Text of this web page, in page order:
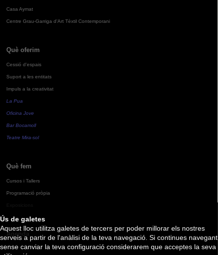
Ús de galetes
Aquest lloc utilitza galetes de tercers per poder millorar els nostres
serveis a partir de l'anàlisi de la teva navegació. Si continues navegant
sense canviar la teva configuració considerarem que acceptes la seva
Casa Aymat
Centre Grau-Garriga d'Art Tèxtil Contemporani
Què oferim
Cessió d'espais
Suport a les entitats
Impuls a la creativitat
La Pua
Oficina Jove
Bar Bocamoll
Teatre Mira-sol
Què fem
Cursos i Tallers
Programació pròpia
Agenda